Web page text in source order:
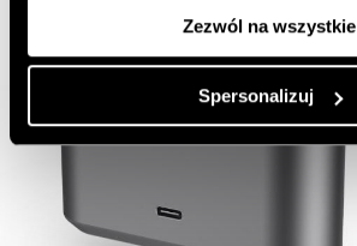
Zezwól na wszystkie
Spersonalizuj